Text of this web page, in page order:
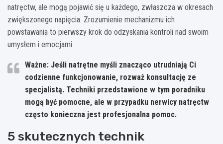
natręctw, ale mogą pojawić się u każdego, zwłaszcza w okresach
zwiększonego napięcia. Zrozumienie mechanizmu ich
powstawania to pierwszy krok do odzyskania kontroli nad swoim
umysłem i emocjami.
Ważne: Jeśli natrętne myśli znacząco utrudniają Ci
codzienne funkcjonowanie, rozważ konsultację ze
specjalistą. Techniki przedstawione w tym poradniku
mogą być pomocne, ale w przypadku nerwicy natręctw
często konieczna jest profesjonalna pomoc.
5 skutecznych technik